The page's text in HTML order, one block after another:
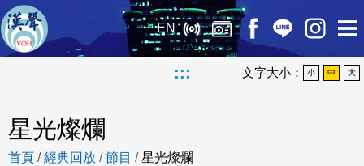
EN
::: 文字大小： 小 中 大
星光燦爛
首頁 /經典回放 /節目 /星光燦爛